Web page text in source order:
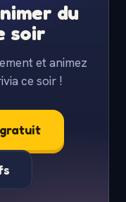
du
soir
et animez
ce soir !